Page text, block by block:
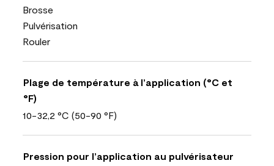
Brosse
Pulvérisation
Rouler
Plage de température à l’application (°C et
°F)
10-32,2 °C (50-90 °F)
Pression pour l’application au pulvérisateur